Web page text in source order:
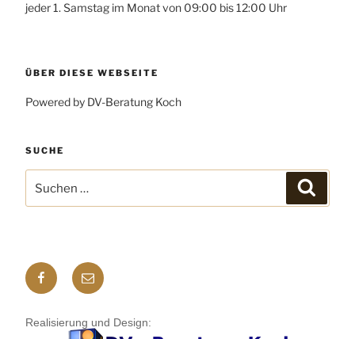
jeder 1. Samstag im Monat von 09:00 bis 12:00 Uhr
ÜBER DIESE WEBSEITE
Powered by DV-Beratung Koch
SUCHE
nach:
Facebook
E-
mail
Realisierung und Design: